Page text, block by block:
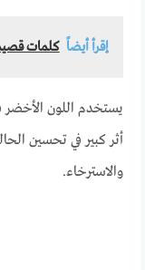
إقرأ أيضاً كلمات
يستخدم اللون الأخضر
أثر كبير في تحسين
والاسترخاء.